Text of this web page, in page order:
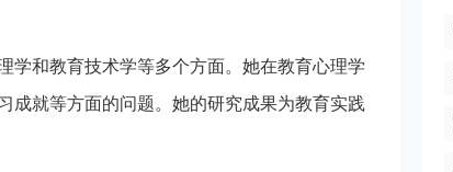
学和教育技术学等多个方面。她在教育心理学
成就等方面的问题。她的研究成果为教育实践